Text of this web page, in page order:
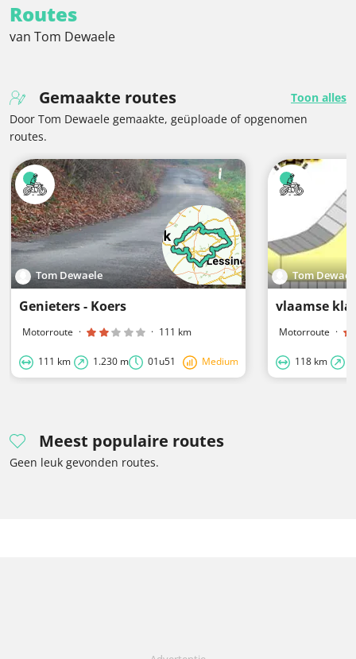
Routes
van Tom Dewaele
Gemaakte routes
Toon alles
Door Tom Dewaele gemaakte, geüploade of opgenomen
routes.
Tom Dewaele
Genieters - Koers
Motorroute · · 111 km
111 km 1.230 m 01u51 Medium
Tom
vlaamse
Motorroute ·
118 km
Meest populaire routes
Geen leuk gevonden routes.